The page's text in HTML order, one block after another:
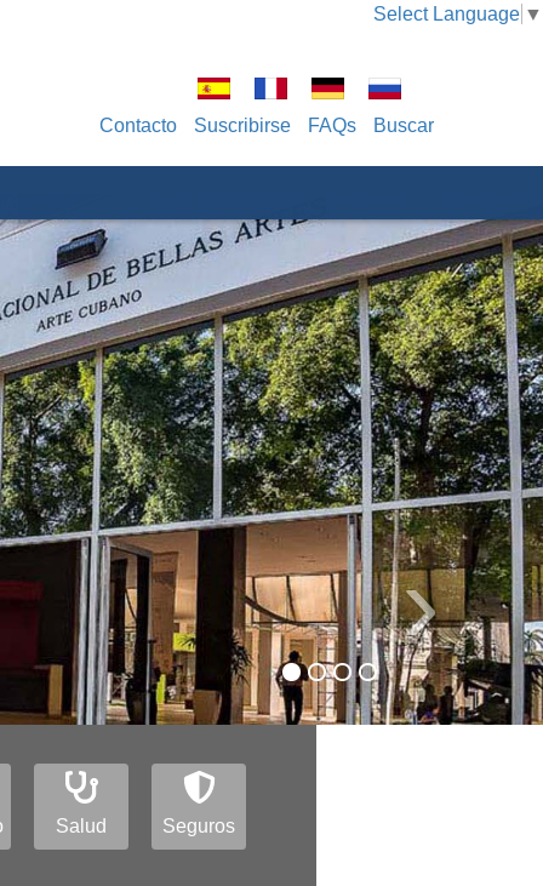
Select Language ▼
Contacto Suscribirse FAQs Buscar
›
Salud Seguros